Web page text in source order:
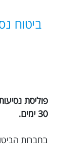
ביטוח
פוליסת
30 ימים.